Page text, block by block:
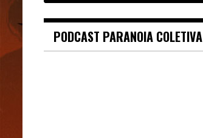
PODCAST PARANOIA COLETIVA